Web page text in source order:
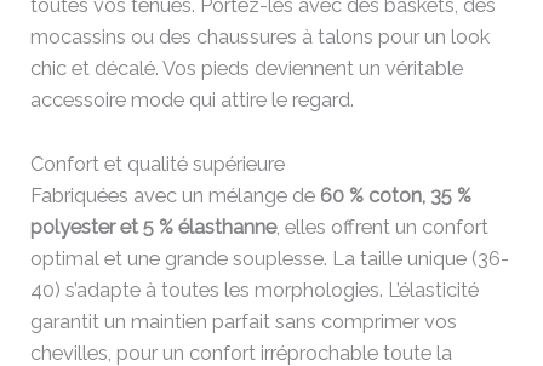
toutes vos tenues. Portez-les avec des baskets, des
mocassins ou des chaussures à talons pour un look
chic et décalé. Vos pieds deviennent un véritable
accessoire mode qui attire le regard.
Confort et qualité supérieure
Fabriquées avec un mélange de 60 % coton, 35 %
polyester et 5 % élasthanne, elles offrent un confort
optimal et une grande souplesse. La taille unique (36-
40) s’adapte à toutes les morphologies. L’élasticité
garantit un maintien parfait sans comprimer vos
chevilles, pour un confort irréprochable toute la